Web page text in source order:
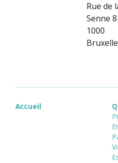
Rue de
Senne
1000
Accueil